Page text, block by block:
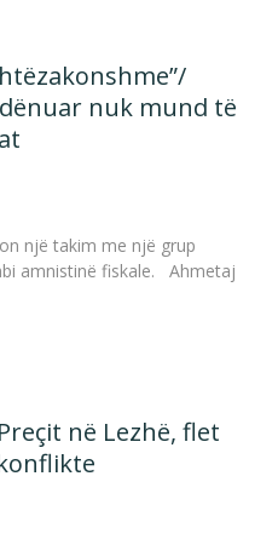
nuk mund të
një takim me një grup
amnistinë fiskale. Ahmetaj
në Lezhë, flet